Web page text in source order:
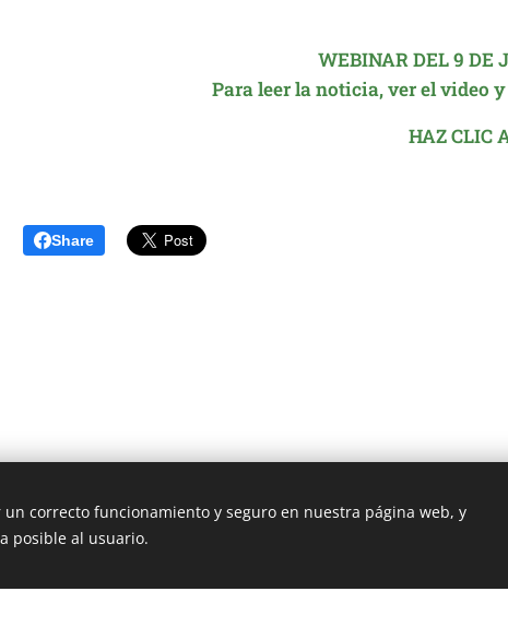
WEBINAR DEL 9 DE
Para leer la noticia, ver el video
HAZ CLIC
Share
Via dei Penitenzieri 19 -00193 ROMA
correcto funcionamiento y seguro en nuestra página web, y
posible al usuario.